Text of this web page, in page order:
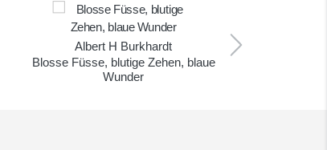
Albert H Burkhardt
Blosse Füsse, blutige Zehen, blaue
Wunder